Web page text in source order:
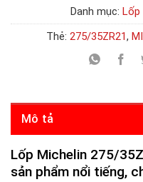
Danh mục:
Thẻ: 275/35ZR21,
Mô tả
Lốp Michelin 275/
sản phẩm nổi tiếng,